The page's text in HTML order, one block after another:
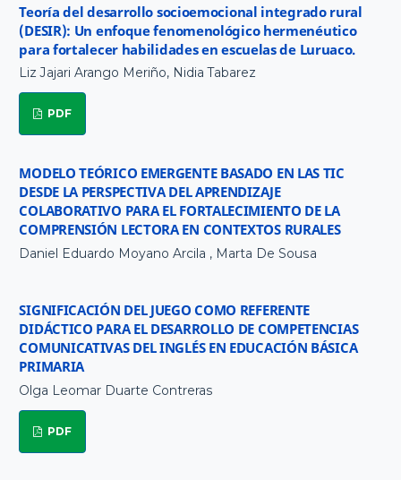
Teoría del desarrollo socioemocional integrado rural
(DESIR): Un enfoque fenomenológico hermenéutico
para fortalecer habilidades en escuelas de Luruaco.
Liz Jajari Arango Meriño, Nidia Tabarez
PDF
MODELO TEÓRICO EMERGENTE BASADO EN LAS TIC
DESDE LA PERSPECTIVA DEL APRENDIZAJE
COLABORATIVO PARA EL FORTALECIMIENTO DE LA
COMPRENSIÓN LECTORA EN CONTEXTOS RURALES
Daniel Eduardo Moyano Arcila , Marta De Sousa
SIGNIFICACIÓN DEL JUEGO COMO REFERENTE
DIDÁCTICO PARA EL DESARROLLO DE COMPETENCIAS
COMUNICATIVAS DEL INGLÉS EN EDUCACIÓN BÁSICA
PRIMARIA
Olga Leomar Duarte Contreras
PDF